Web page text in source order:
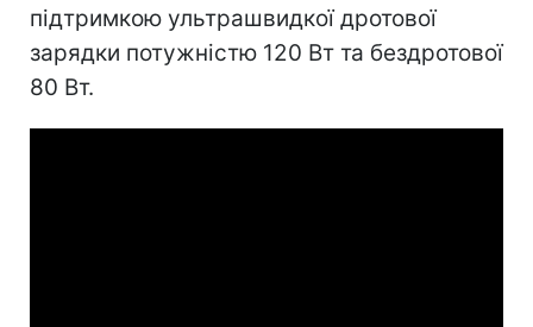
підтримкою ультрашвидкої дротової
зарядки потужністю 120 Вт та бездротової
80 Вт.